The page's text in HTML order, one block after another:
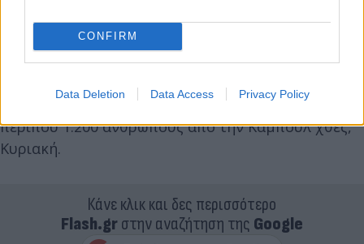
CONFIRM
Data Deletion Data Access Privacy Policy
Νωρίτερα, ο Λευκός Οίκος ανακοίνωσε πως οι
Ηνωμένες Πολιτείες μετέφεραν με αερογέφυρα
περίπου 1.200 ανθρώπους από την Καμπούλ χθες,
Κυριακή.
Κάνε κλικ και δες περισσότερο
Flash.grστην αναζήτηση της Google